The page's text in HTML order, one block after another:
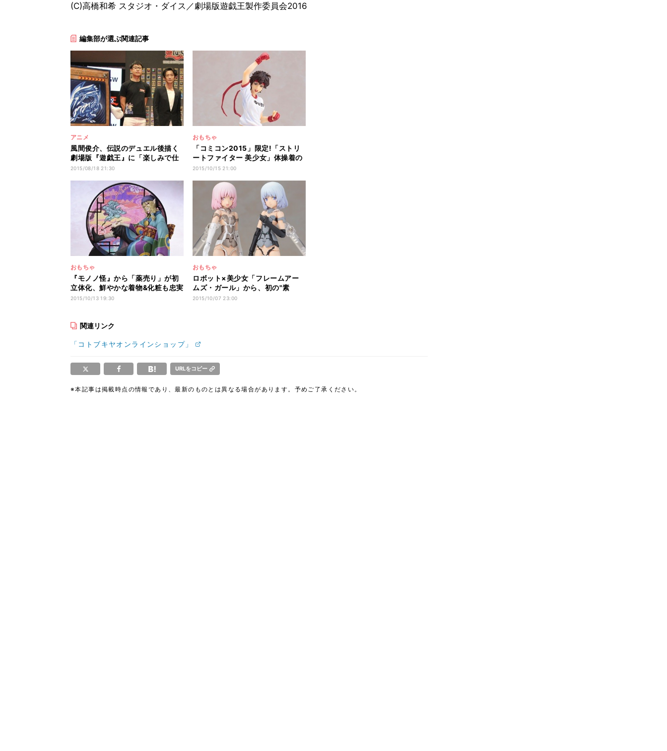
(C)高橋和希 スタジオ・ダイス／劇場版遊戯王製作委員会2016
編集部が選ぶ関連記事
アニメ
風間俊介、伝説のデュエル後描く
劇場版『遊戯王』に「楽しみで仕
方ない」
2015/08/18 21:30
おもちゃ
「コミコン2015」限定!「ストリ
ートファイター 美少女」体操着の
さくら登場
2015/10/15 21:00
おもちゃ
『モノノ怪』から「薬売り」が初
立体化、鮮やかな着物&化粧も忠実
に再現
2015/10/13 19:30
おもちゃ
ロボット×美少女「フレームアー
ムズ・ガール」から、初の"素
体"が商品化
2015/10/07 23:00
関連リンク
「コトブキヤオンラインショップ」
URLをコピー
※本記事は掲載時点の情報であり、最新のものとは異なる場合があります。予めご了承ください。